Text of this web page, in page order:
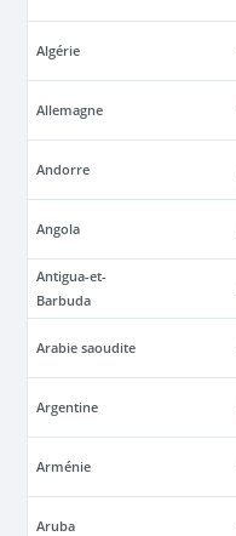
Algérie
Allemagne
Andorre
Angola
Antigua-et-
Barbuda
Arabie saoudite
Argentine
Arménie
Aruba